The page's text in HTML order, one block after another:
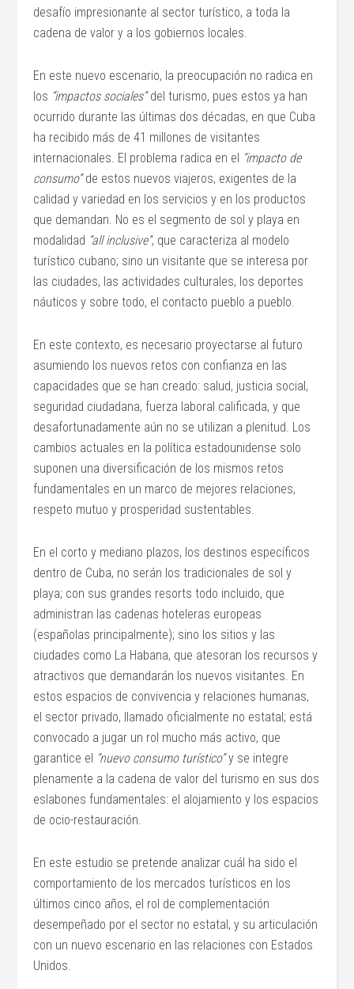
desafío impresionante al sector turístico, a toda la
cadena de valor y a los gobiernos locales.
En este nuevo escenario, la preocupación no radica en
los “impactos sociales”del turismo, pues estos ya han
ocurrido durante las últimas dos décadas, en que Cuba
ha recibido más de 41 millones de visitantes
internacionales. El problema radica en el “impacto de
consumo”de estos nuevos viajeros, exigentes de la
calidad y variedad en los servicios y en los productos
que demandan. No es el segmento de sol y playa en
modalidad “all inclusive”, que caracteriza al modelo
turístico cubano; sino un visitante que se interesa por
las ciudades, las actividades culturales, los deportes
náuticos y sobre todo, el contacto pueblo a pueblo.
En este contexto, es necesario proyectarse al futuro
asumiendo los nuevos retos con confianza en las
capacidades que se han creado: salud, justicia social,
seguridad ciudadana, fuerza laboral calificada, y que
desafortunadamente aún no se utilizan a plenitud. Los
cambios actuales en la política estadounidense solo
suponen una diversificación de los mismos retos
fundamentales en un marco de mejores relaciones,
respeto mutuo y prosperidad sustentables.
En el corto y mediano plazos, los destinos específicos
dentro de Cuba, no serán los tradicionales de sol y
playa; con sus grandes resorts todo incluido, que
administran las cadenas hoteleras europeas
(españolas principalmente); sino los sitios y las
ciudades como La Habana, que atesoran los recursos y
atractivos que demandarán los nuevos visitantes. En
estos espacios de convivencia y relaciones humanas,
el sector privado, llamado oficialmente no estatal; está
convocado a jugar un rol mucho más activo, que
garantice el “nuevo consumo turístico”y se integre
plenamente a la cadena de valor del turismo en sus dos
eslabones fundamentales: el alojamiento y los espacios
de ocio-restauración.
En este estudio se pretende analizar cuál ha sido el
comportamiento de los mercados turísticos en los
últimos cinco años, el rol de complementación
desempeñado por el sector no estatal, y su articulación
con un nuevo escenario en las relaciones con Estados
Unidos.